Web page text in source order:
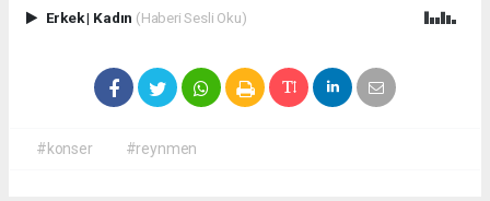
Erkek| Kadın (Haberi Sesli Oku)
#konser #reynmen